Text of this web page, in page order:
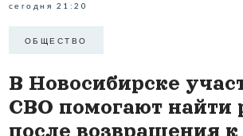
сегодня 21:20
ОБЩЕСТВО
В Новосибирске
СВО помогают найти
после возвращения